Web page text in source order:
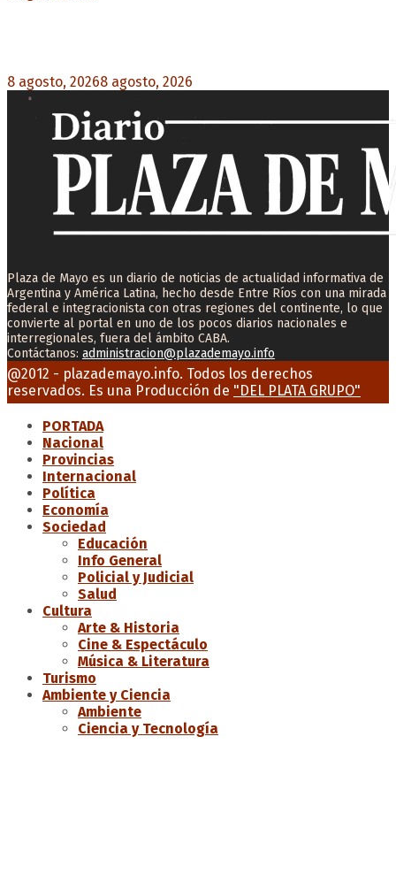
8 agosto, 20268 agosto, 2026
Plaza de Mayo es un diario de noticias de actualidad informativa de
Argentina y América Latina, hecho desde Entre Ríos con una mirada
federal e integracionista con otras regiones del continente, lo que
convierte al portal en uno de los pocos diarios nacionales e
interregionales, fuera del ámbito CABA.
Contáctanos: administracion@plazademayo.info
Facebook
Twitter
Instagram
Youtube
Email
@2012 - plazademayo.info. Todos los derechos
reservados. Es una Producción de "DEL PLATA GRUPO"
PORTADA
Nacional
Provincias
Internacional
Política
Economía
Sociedad
Educación
Info General
Policial y Judicial
Salud
Cultura
Arte & Historia
Cine & Espectáculo
Música & Literatura
Turismo
Ambiente y Ciencia
Ambiente
Ciencia y Tecnología